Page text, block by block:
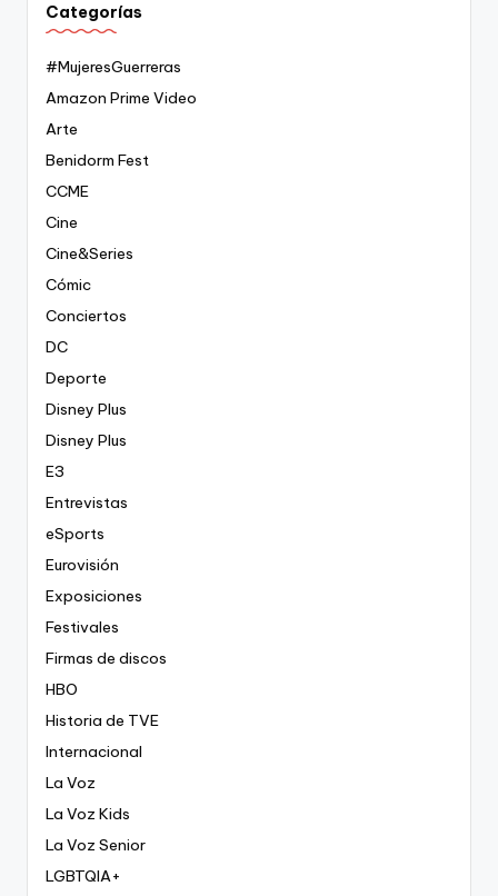
Categorías
#MujeresGuerreras
Amazon Prime Video
Arte
Benidorm Fest
CCME
Cine
Cine&Series
Cómic
Conciertos
DC
Deporte
Disney Plus
Disney Plus
E3
Entrevistas
eSports
Eurovisión
Exposiciones
Festivales
Firmas de discos
HBO
Historia de TVE
Internacional
La Voz
La Voz Kids
La Voz Senior
LGBTQIA+